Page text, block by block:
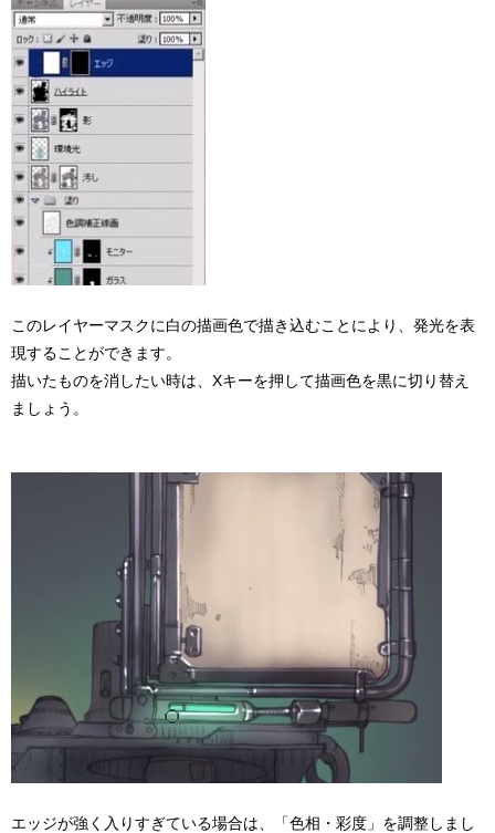
このレイヤーマスクに白の描画色で描き込むことにより、発光を表
現することができます。
描いたものを消したい時は、Xキーを押して描画色を黒に切り替え
ましょう。
エッジが強く入りすぎている場合は、「色相・彩度」を調整しまし